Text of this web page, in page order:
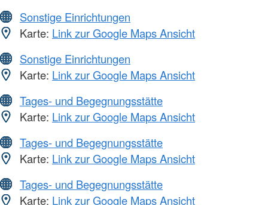
Sonstige Einrichtungen
Karte: Link zur Google Maps Ansicht
Sonstige Einrichtungen
Karte: Link zur Google Maps Ansicht
Tages- und Begegnungsstätte
Karte: Link zur Google Maps Ansicht
Tages- und Begegnungsstätte
Karte: Link zur Google Maps Ansicht
Tages- und Begegnungsstätte
Karte: Link zur Google Maps Ansicht